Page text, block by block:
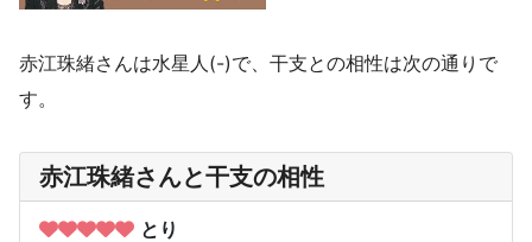
赤江珠緒さんは水星人(-)で、干支との相性は次の通りで
す。
赤江珠緒さんと干支の相性
とり